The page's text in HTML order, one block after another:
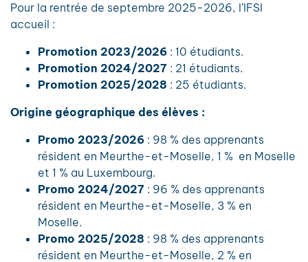
Pour la rentrée de septembre 2025-2026, l’IFSI
accueil :
Promotion 2023/2026 : 10 étudiants.
Promotion 2024/2027 : 21 étudiants.
Promotion 2025/2028 : 25 étudiants.
Origine géographique des élèves :
Promo 2023/2026 : 98 % des apprenants
résident en Meurthe-et-Moselle, 1 % en Moselle
et 1 % au Luxembourg.
Promo 2024/2027 : 96 % des apprenants
résident en Meurthe-et-Moselle, 3 % en
Moselle.
Promo 2025/2028 : 98 % des apprenants
résident en Meurthe-et-Moselle, 2 % en